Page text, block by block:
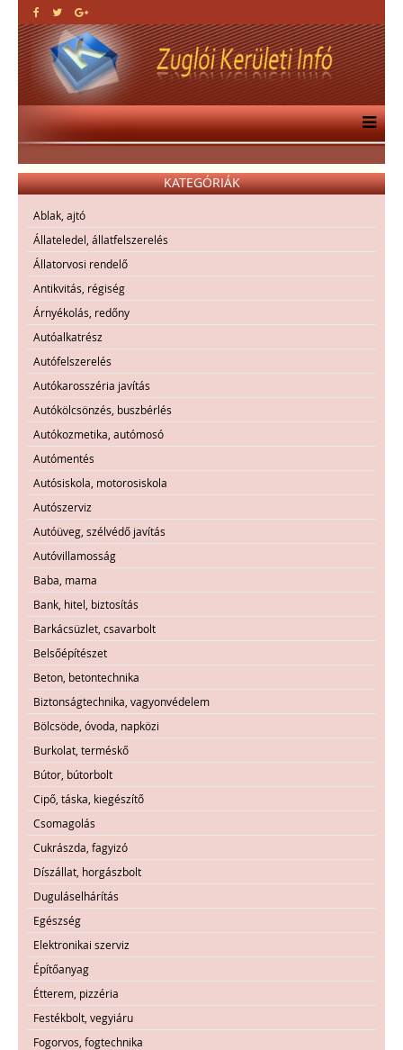
KATEGÓRIÁK
Ablak, ajtó
Állateledel, állatfelszerelés
Állatorvosi rendelő
Antikvitás, régiség
Árnyékolás, redőny
Autóalkatrész
Autófelszerelés
Autókarosszéria javítás
Autókölcsönzés, buszbérlés
Autókozmetika, autómosó
Autómentés
Autósiskola, motorosiskola
Autószerviz
Autóüveg, szélvédő javítás
Autóvillamosság
Baba, mama
Bank, hitel, biztosítás
Barkácsüzlet, csavarbolt
Belsőépítészet
Beton, betontechnika
Biztonságtechnika, vagyonvédelem
Bölcsöde, óvoda, napközi
Burkolat, terméskő
Bútor, bútorbolt
Cipő, táska, kiegészítő
Csomagolás
Cukrászda, fagyizó
Díszállat, horgászbolt
Duguláselhárítás
Egészség
Elektronikai szerviz
Építőanyag
Étterem, pizzéria
Festékbolt, vegyiáru
Fogorvos, fogtechnika